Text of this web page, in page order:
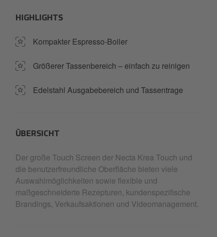
HIGHLIGHTS
Kompakter Espresso-Boiler
Größerer Tassenbereich – einfach zu reinigen
Edelstahl Ausgabebereich und Tassentrage
ÜBERSICHT
Der große Touch Screen der Necta Krea Touch und
die benutzerfreundliche Oberfläche bieten viele
Auswahlmöglichkeiten sowie flexible und
maßgeschneiderte Rezepturen, kundenspezifische
Brandings, Verkaufsaktionen und Videomanagement.